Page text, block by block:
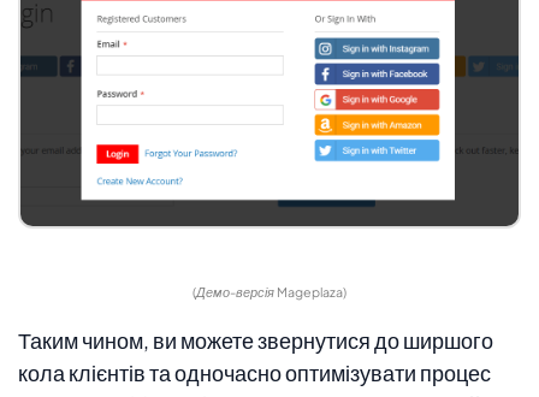
(Демо-версія Mageplaza)
Таким чином, ви можете звернутися до ширшого
кола клієнтів та одночасно оптимізувати процес